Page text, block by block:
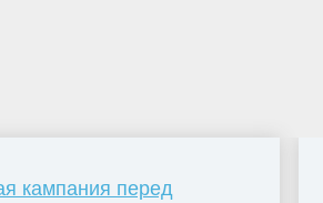
кампания перед